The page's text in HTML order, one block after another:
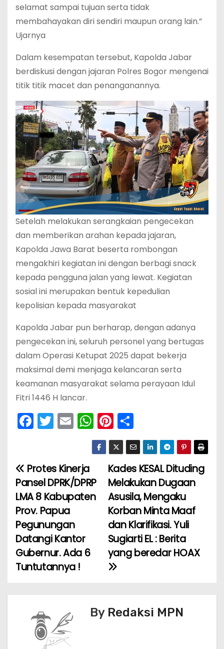
selamat sampai tujuan serta tidak
membahayakan diri sendiri maupun orang lain.”
Ujarnya
Dalam kesempatan tersebut, Kapolda Jabar
berdiskusi dengan jajaran Polres Bogor mengenai
titik titik macet dan penanganannya.
Setelah melakukan serangkaian pengecekan
dan memberikan arahan kepada jajaran,
Kapolda Jawa Barat beserta rombongan
mengakhiri kegiatan ini dengan berbagi snack
kepada pengguna jalan yang lewat. Kegiatan
sosial ini merupakan bentuk kepedulian
kepolisian kepada masyarakat
Kapolda Jabar pun berharap, dengan adanya
pengecekan ini, seluruh personel yang bertugas
dalam Operasi Ketupat 2025 dapat bekerja
maksimal demi menjaga kelancaran serta
keamanan masyarakat selama perayaan Idul
Fitri 1446 H lancar.
F
e
b
o
o
k
T
er
E
l
W
h
a
A
p
Pi
nt
er
e
st
h
ar
e
N
a
v
i
g
s
Kades KESAL Dituding
Melakukan Dugaan
Asusila, Mengaku
Korban Minta Maaf
dan Klarifikasi. Yuli
Sugiarti EL : Berita
yang beredar HOAX
Protes Kinerja
Pansel DPRK/DPRP
LMA 8 Kabupaten
Prov. Papua
Pegunungan
Datangi Kantor
Gubernur. Ada 6
Tuntutannya !
By Redaksi MPN